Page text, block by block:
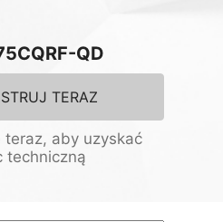
QD
TERAZ
teraz, aby uzyskać
techniczną